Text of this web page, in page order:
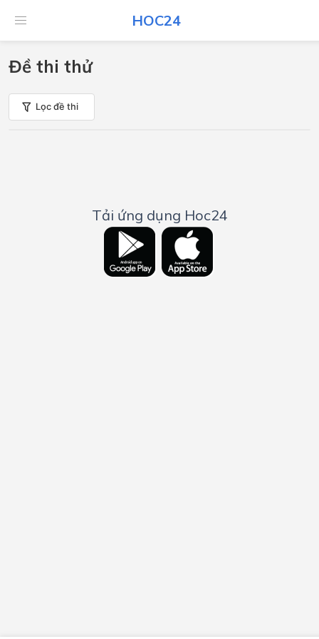
HOC24
Đề thi thử
Lọc đề thi
Tải ứng dụng Hoc24